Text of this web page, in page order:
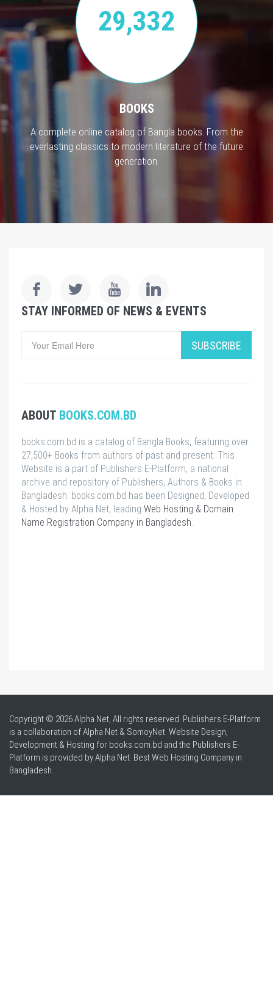
29,332
BOOKS
A complete online catalog of Bangla books. From the
everlasting classics to modern literature of the future
generation.
STAY INFORMED OF NEWS & EVENTS
SUBSCRIBE
ABOUT BOOKS.COM.BD
books.com.bd is a catalog of Bangla Books, featuring over
27,500+ Books from authors of past and present. This
Website is a part of Publishers E-Platform, a national
archive and repository of Publishers, Authors & Books in
Bangladesh. books.com.bd has been Designed, Developed
& Hosted by Alpha Net, leading Web Hosting & Domain
Name Registration Company in Bangladesh.
Copyright © 2026 Alpha Net, All rights reserved. Publishers E-Platform
is a collaboration of Alpha Net & SomoyNet. Website Design,
Development & Hosting for books.com.bd and the Publishers E-
Platform is provided by Alpha Net. BestWeb Hosting Company in
Bangladesh.